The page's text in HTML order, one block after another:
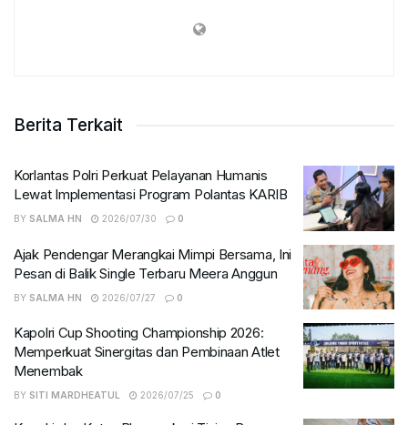
Berita Terkait
Korlantas Polri Perkuat Pelayanan Humanis
Lewat Implementasi Program Polantas KARIB
BY SALMA HN 2026/07/30 0
Ajak Pendengar Merangkai Mimpi Bersama, Ini
Pesan di Balik Single Terbaru Meera Anggun
BY SALMA HN 2026/07/27 0
Kapolri Cup Shooting Championship 2026:
Memperkuat Sinergitas dan Pembinaan Atlet
Menembak
BY SITI MARDHEATUL 2026/07/25 0